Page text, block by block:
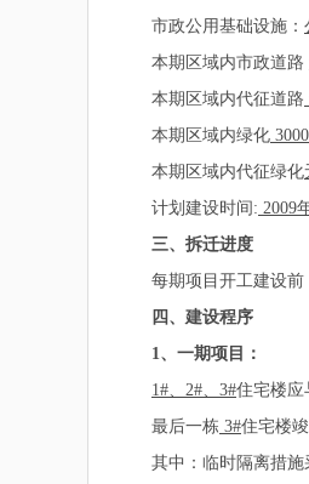
市政公用基础设施：
本期区域内市政道路
本期区域内代征道路
本期区域内绿化
本期区域内代征绿化
计划建设时间: 2009
三、拆迁进度
每期项目开工建设前，
四、建设程序
1、一期项目：
1#、2#、3#住宅楼应
最后一栋 3#住宅楼
其中：临时隔离措施